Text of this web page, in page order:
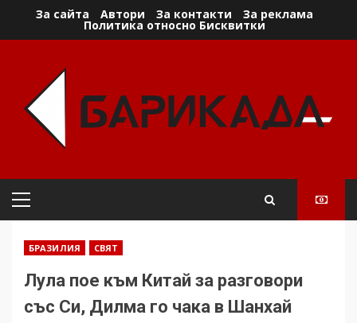
За сайта Автори За контакти За реклама
Политика относно Бисквитки
Primary
БРАЗИЛИЯ СВЯТ
Лула пое към Китай за разговори
със Си, Дилма го чака в Шанхай